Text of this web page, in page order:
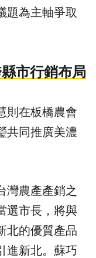
題為主軸爭取
市行銷布局
則在板橋農會
共同推廣美濃
灣農產產銷之
選市長，將與
北的優質產品
進新北。蘇巧